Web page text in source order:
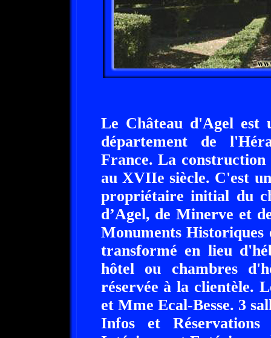
Le Château d'Agel est
département de
France. La
au XVIIe siècle. C'est
propriétaire initial du
d’Agel, de Minerve et
Monuments Historiques
transformé en lieu
hôtel ou chambres
réservée à la clientèle.
et Mme Ecal-Besse. 3
Infos et